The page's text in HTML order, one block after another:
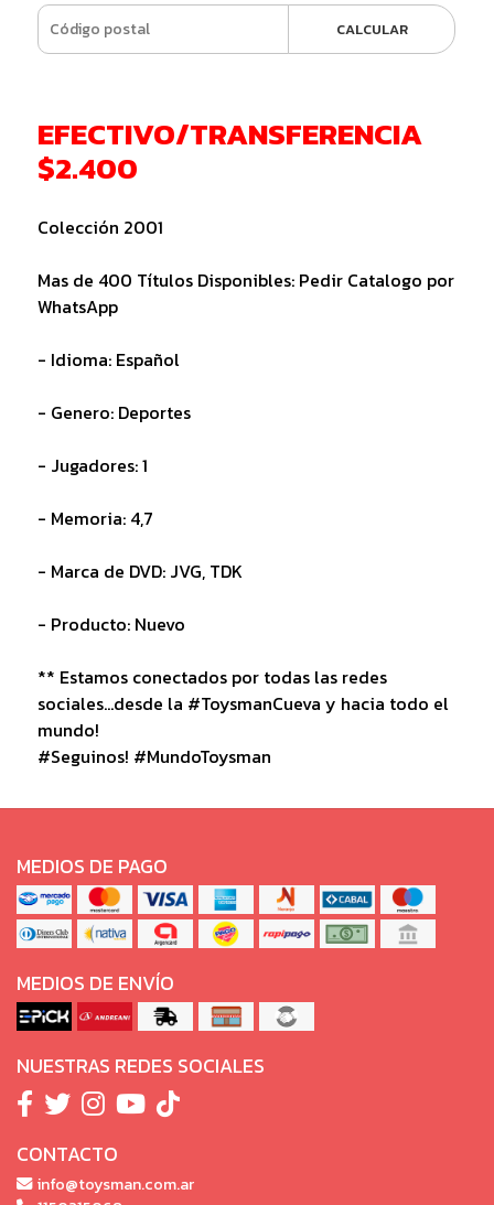
CALCULAR
EFECTIVO/TRANSFERENCIA
$2.400
Colección 2001
Mas de 400 Títulos Disponibles: Pedir Catalogo por
WhatsApp
- Idioma: Español
- Genero: Deportes
- Jugadores: 1
- Memoria: 4,7
- Marca de DVD: JVG, TDK
- Producto: Nuevo
** Estamos conectados por todas las redes
sociales...desde la #ToysmanCueva y hacia todo el
mundo!
#Seguinos! #MundoToysman
MEDIOS DE PAGO
MEDIOS DE ENVÍO
NUESTRAS REDES SOCIALES
CONTACTO
info@toysman.com.ar